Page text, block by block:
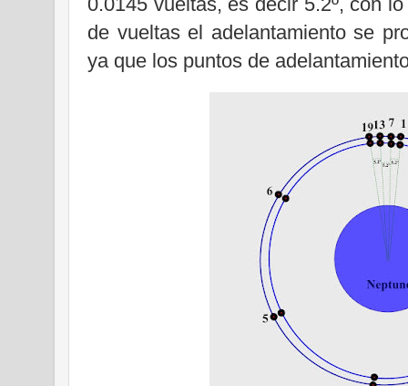
de vueltas el adelantamiento se
ya que los puntos de